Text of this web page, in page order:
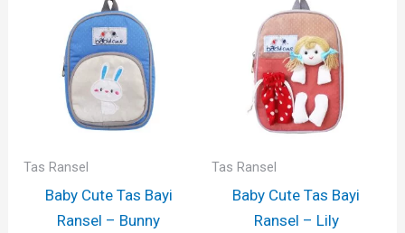
Tas Ransel
Baby Cute Tas Bayi
Ransel – Bunny
Tas Ransel
Baby Cute Tas Bayi
Ransel – Lily